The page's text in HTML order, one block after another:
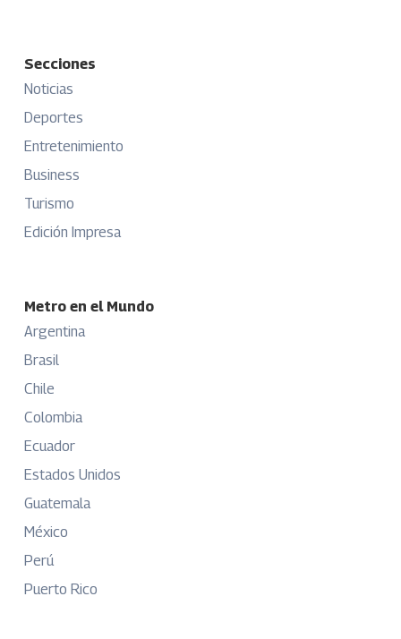
Secciones
Noticias
Deportes
Entretenimiento
Business
Turismo
Edición Impresa
Metro en el Mundo
Argentina
Brasil
Chile
Colombia
Ecuador
Estados Unidos
Guatemala
México
Perú
Puerto Rico